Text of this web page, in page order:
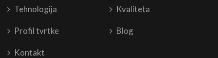
Tehnologija Kvaliteta
Profil tvrtke Blog
Kontakt